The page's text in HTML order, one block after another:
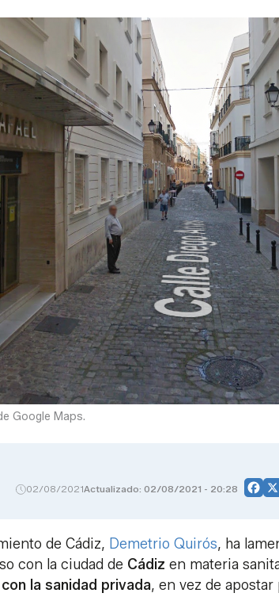
Google Maps.
02/08/2021Actualizado: 02/08/2021 - 20:28
de Cádiz, Demetrio Quirós, ha
con la ciudad de Cádiz en materia
la sanidad privada, en vez de